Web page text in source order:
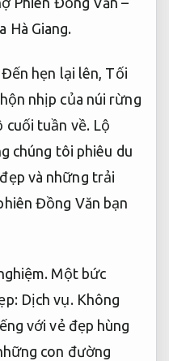
Hà Giang.
Đến hẹn lại lên, Tối
nhịp của núi rừng
cuối tuần về. Lộ
chúng tôi phiêu du
và những trải
Đồng Văn bạn
Một bức
Dịch vụ. Không
với vẻ đẹp hùng
con đường